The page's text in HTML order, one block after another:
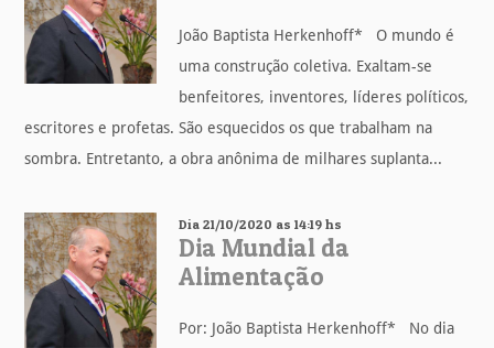
João Baptista Herkenhoff* O mundo é
uma construção coletiva. Exaltam-se
benfeitores, inventores, líderes políticos,
escritores e profetas. São esquecidos os que trabalham na
sombra. Entretanto, a obra anônima de milhares suplanta...
Dia 21/10/2020 as 14:19 hs
Dia Mundial da
Alimentação
Por: João Baptista Herkenhoff* No dia